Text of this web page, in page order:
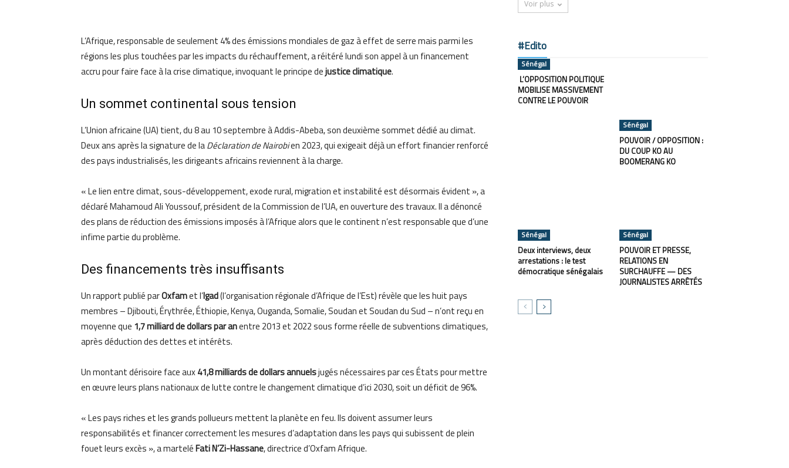
L’Afrique, responsable de seulement 4% des émissions mondiales de gaz à effet de serre mais parmi les
régions les plus touchées par les impacts du réchauffement, a réitéré lundi son appel à un financement
accru pour faire face à la crise climatique, invoquant le principe dejustice climatique.
Un sommet continental sous tension
L’Union africaine (UA) tient, du 8 au 10 septembre à Addis-Abeba, son deuxième sommet dédié au climat.
Deux ans après la signature de laDéclaration de Nairobien 2023, qui exigeait déjà un effort financier renforcé
des pays industrialisés, les dirigeants africains reviennent à la charge.
« Le lien entre climat, sous-développement, exode rural, migration et instabilité est désormais évident », a
déclaré Mahamoud Ali Youssouf, président de la Commission de l’UA, en ouverture des travaux. Il a dénoncé
des plans de réduction des émissions imposés à l’Afrique alors que le continent n’est responsable que d’une
infime partie du problème.
Des financements très insuffisants
Un rapport publié parOxfamet l’Igad(l’organisation régionale d’Afrique de l’Est) révèle que les huit pays
membres – Djibouti, Érythrée, Éthiopie, Kenya, Ouganda, Somalie, Soudan et Soudan du Sud – n’ont reçu en
moyenne que 1,7 milliard de dollars par anentre 2013 et 2022 sous forme réelle de subventions climatiques,
après déduction des dettes et intérêts.
Un montant dérisoire face aux41,8 milliards de dollars annuelsjugés nécessaires par ces États pour mettre
en œuvre leurs plans nationaux de lutte contre le changement climatique d’ici 2030, soit un déficit de 96%.
« Les pays riches et les grands pollueurs mettent la planète en feu. Ils doivent assumer leurs
responsabilités et financer correctement les mesures d’adaptation dans les pays qui subissent de plein
fouet leurs excès », a marteléFati N’Zi-Hassane, directrice d’Oxfam Afrique.
Voir plus
#Edito
Sénégal
L’OPPOSITION POLITIQUE
MOBILISE MASSIVEMENT
CONTRE LE POUVOIR
Sénégal
POUVOIR / OPPOSITION :
DU COUP KO AU
BOOMERANG KO
Sénégal
Deux interviews, deux
arrestations : le test
démocratique sénégalais
Sénégal
POUVOIR ET PRESSE,
RELATIONS EN
SURCHAUFFE — DES
JOURNALISTES ARRÊTÉS